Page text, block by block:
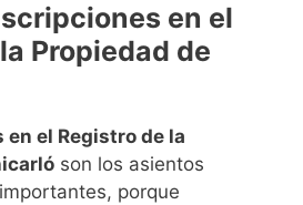
en el
Propiedad de
el Registro de la
son los asientos
porque